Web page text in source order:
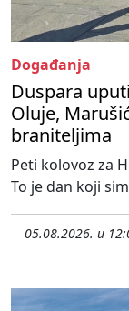
Događanja
Duspara
Oluje,
braniteljima
Peti kolovoz za
To je dan koji
05.08.2026. u